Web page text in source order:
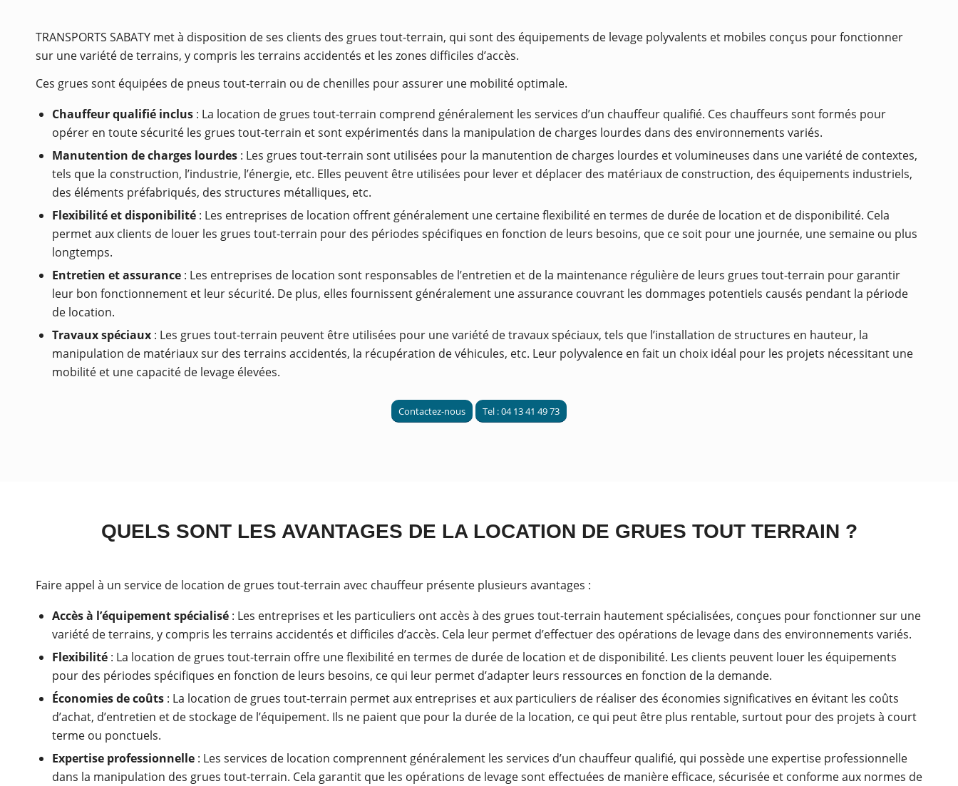
TRANSPORTS SABATY met à disposition de ses clients des grues tout-terrain, qui sont des équipements de levage polyvalents et mobiles conçus pour fonctionner
sur une variété de terrains, y compris les terrains accidentés et les zones difficiles d’accès.
Ces grues sont équipées de pneus tout-terrain ou de chenilles pour assurer une mobilité optimale.
Chauffeur qualifié inclus : La location de grues tout-terrain comprend généralement les services d’un chauffeur qualifié. Ces chauffeurs sont formés pour
opérer en toute sécurité les grues tout-terrain et sont expérimentés dans la manipulation de charges lourdes dans des environnements variés.
Manutention de charges lourdes : Les grues tout-terrain sont utilisées pour la manutention de charges lourdes et volumineuses dans une variété de contextes,
tels que la construction, l’industrie, l’énergie, etc. Elles peuvent être utilisées pour lever et déplacer des matériaux de construction, des équipements industriels,
des éléments préfabriqués, des structures métalliques, etc.
Flexibilité et disponibilité : Les entreprises de location offrent généralement une certaine flexibilité en termes de durée de location et de disponibilité. Cela
permet aux clients de louer les grues tout-terrain pour des périodes spécifiques en fonction de leurs besoins, que ce soit pour une journée, une semaine ou plus
longtemps.
Entretien et assurance : Les entreprises de location sont responsables de l’entretien et de la maintenance régulière de leurs grues tout-terrain pour garantir
leur bon fonctionnement et leur sécurité. De plus, elles fournissent généralement une assurance couvrant les dommages potentiels causés pendant la période
de location.
Travaux spéciaux : Les grues tout-terrain peuvent être utilisées pour une variété de travaux spéciaux, tels que l’installation de structures en hauteur, la
manipulation de matériaux sur des terrains accidentés, la récupération de véhicules, etc. Leur polyvalence en fait un choix idéal pour les projets nécessitant une
mobilité et une capacité de levage élevées.
Contactez-nous Tel : 04 13 41 49 73
QUELS SONT LES AVANTAGES DE LA LOCATION DE GRUES TOUT TERRAIN ?
Faire appel à un service de location de grues tout-terrain avec chauffeur présente plusieurs avantages :
Accès à l’équipement spécialisé : Les entreprises et les particuliers ont accès à des grues tout-terrain hautement spécialisées, conçues pour fonctionner sur une
variété de terrains, y compris les terrains accidentés et difficiles d’accès. Cela leur permet d’effectuer des opérations de levage dans des environnements variés.
Flexibilité : La location de grues tout-terrain offre une flexibilité en termes de durée de location et de disponibilité. Les clients peuvent louer les équipements
pour des périodes spécifiques en fonction de leurs besoins, ce qui leur permet d’adapter leurs ressources en fonction de la demande.
Économies de coûts : La location de grues tout-terrain permet aux entreprises et aux particuliers de réaliser des économies significatives en évitant les coûts
d’achat, d’entretien et de stockage de l’équipement. Ils ne paient que pour la durée de la location, ce qui peut être plus rentable, surtout pour des projets à court
terme ou ponctuels.
Expertise professionnelle : Les services de location comprennent généralement les services d’un chauffeur qualifié, qui possède une expertise professionnelle
dans la manipulation des grues tout-terrain. Cela garantit que les opérations de levage sont effectuées de manière efficace, sécurisée et conforme aux normes de